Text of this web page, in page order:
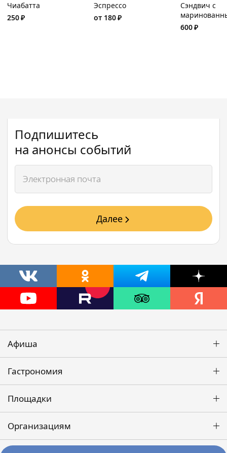
Чиабатта
250₽
Эспрессо
от 180₽
Сэндвич с
ростбифом и
600₽
Подпишитесь
на анонсы событий
Далее
Афиша
Гастрономия
Площадки
Организациям